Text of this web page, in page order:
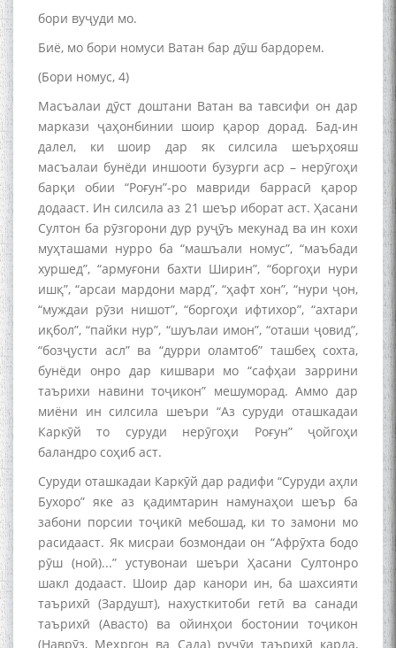
бори вуҷуди мо.
Биё, мо бори номуси Ватан бар дӯш бардорем.
(Бори номус, 4)
Масъалаи дӯст доштани Ватан ва тавсифи он дар
маркази ҷаҳонбинии шоир қарор дорад. Бад-ин
далел, ки шоир дар як силсила шеърҳояш
масъалаи бунёди иншооти бузурги аср – нерӯгоҳи
барқи обии “Роғун”-ро мавриди баррасӣ қарор
додааст. Ин силсила аз 21 шеър иборат аст. Ҳасани
Султон ба рӯзгорони дур руҷӯъ мекунад ва ин кохи
муҳташами нурро ба “машъали номус”, “маъбади
хуршед”, “армуғони бахти Ширин”, “боргоҳи нури
ишқ”, “арсаи мардони мард”, “ҳафт хон”, “нури ҷон,
“муждаи рӯзи нишот”, “боргоҳи ифтихор”, “ахтари
иқбол”, “пайки нур”, “шуълаи имон”, “оташи ҷовид”,
“бозҷусти асл” ва “дурри оламтоб” ташбеҳ сохта,
бунёди онро дар кишвари мо “сафҳаи заррини
таърихи навини тоҷикон” мешуморад. Аммо дар
миёни ин силсила шеъри “Аз суруди оташкадаи
Каркӯй то суруди нерӯгоҳи Роғун” ҷойгоҳи
баландро соҳиб аст.
Суруди оташкадаи Каркӯй дар радифи “Суруди аҳли
Бухоро” яке аз қадимтарин намунаҳои шеър ба
забони порсии тоҷикӣ мебошад, ки то замони мо
расидааст. Як мисраи бозмондаи он “Афрӯхта бодо
рӯш (ноӣ)...” устувонаи шеъри Ҳасани Султонро
шакл додааст. Шоир дар канори ин, ба шахсияти
таърихӣ (Зардушт), нахусткитоби гетӣ ва санади
таърихӣ (Авасто) ва ойинҳои бостонии тоҷикон
(Наврӯз, Меҳргон ва Сада) руҷӯи таърихӣ карда,